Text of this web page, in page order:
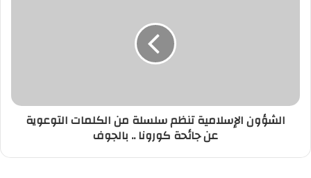
الشؤون الإسلامية تنظم سلسلة من الكلمات التوعوية
عن جائحة كورونا .. بالجوف